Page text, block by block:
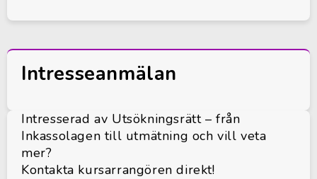
Intresseanmälan
Intresserad av Utsökningsrätt – från
Inkassolagen till utmätning och vill veta
mer?
Kontakta kursarrangören direkt!